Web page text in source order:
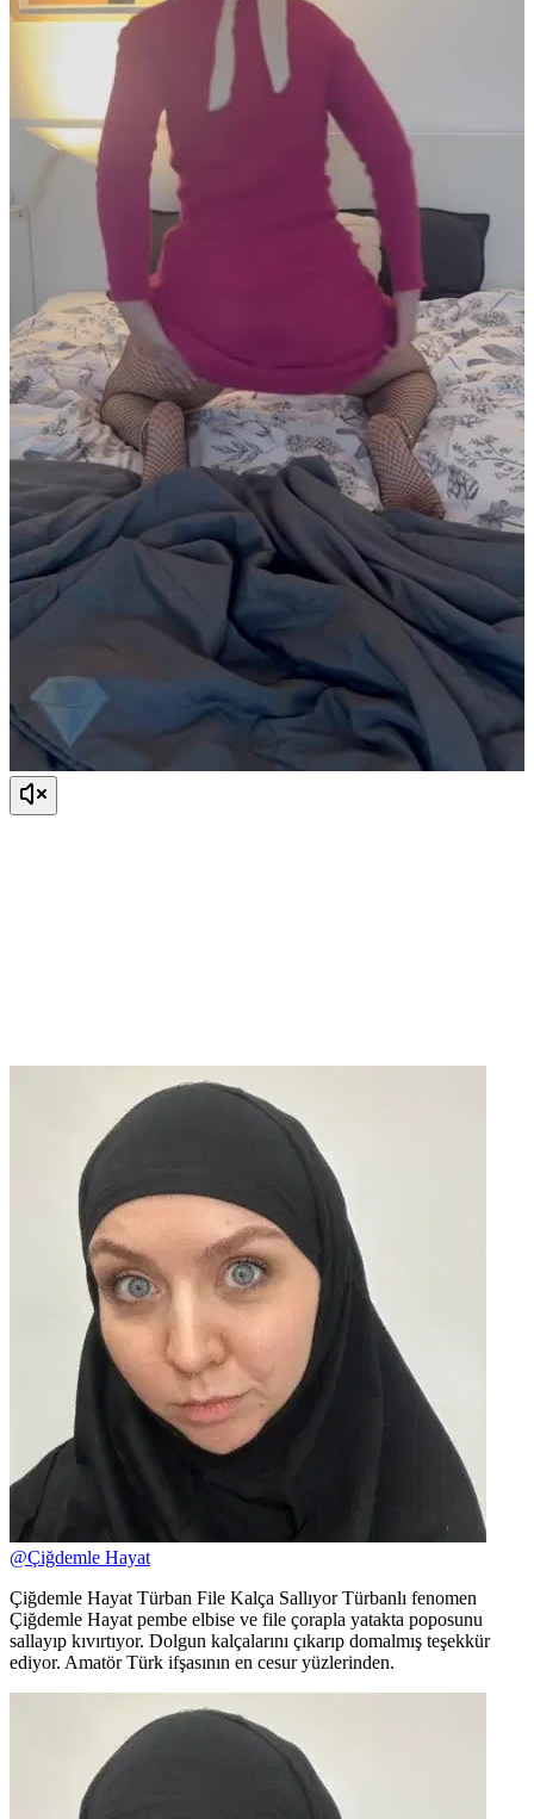
@Çiğdemle Hayat
Çiğdemle Hayat Türban File Kalça Sallıyor Türbanlı fenomen
Çiğdemle Hayat pembe elbise ve file çorapla yatakta poposunu
sallayıp kıvırtıyor. Dolgun kalçalarını çıkarıp domalmış teşekkür
ediyor. Amatör Türk ifşasının en cesur yüzlerinden.